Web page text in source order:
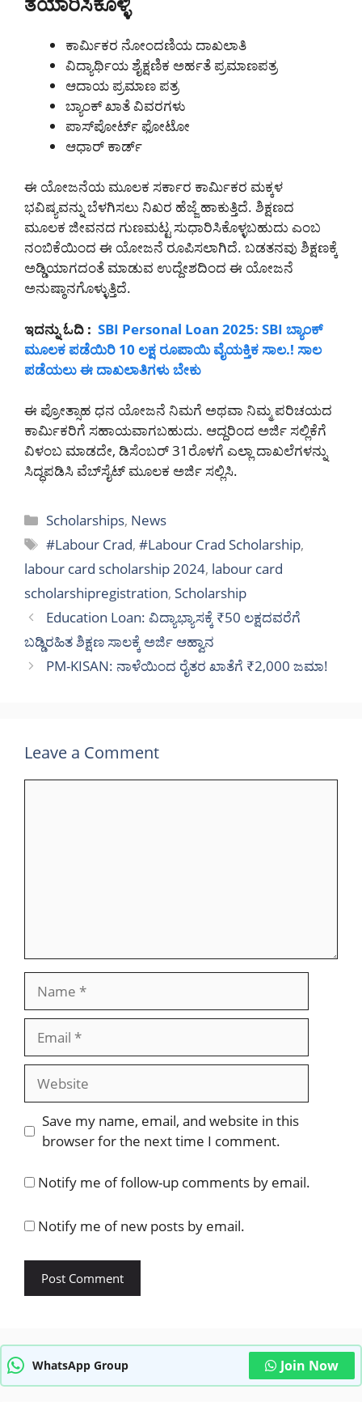
ಕಾರ್ಮಿಕರ ನೋಂದಣಿಯ ದಾಖಲಾತಿ
ವಿದ್ಯಾರ್ಥಿಯ ಶೈಕ್ಷಣಿಕ ಅರ್ಹತೆ ಪ್ರಮಾಣಪತ್ರ
ಆದಾಯ ಪ್ರಮಾಣ ಪತ್ರ
ಬ್ಯಾಂಕ್ ಖಾತೆ ವಿವರಗಳು
ಪಾಸ್‌ಪೋರ್ಟ್ ಫೋಟೋ
ಆಧಾರ್ ಕಾರ್ಡ್
ಈ ಯೋಜನೆಯ ಮೂಲಕ ಸರ್ಕಾರ ಕಾರ್ಮಿಕರ ಮಕ್ಕಳ
ಭವಿಷ್ಯವನ್ನು ಬೆಳಗಿಸಲು ನಿಖರ ಹೆಜ್ಜೆ ಹಾಕುತ್ತಿದೆ. ಶಿಕ್ಷಣದ
ಮೂಲಕ ಜೀವನದ ಗುಣಮಟ್ಟ ಸುಧಾರಿಸಿಕೊಳ್ಳಬಹುದು ಎಂಬ
ನಂಬಿಕೆಯಿಂದ ಈ ಯೋಜನೆ ರೂಪಿಸಲಾಗಿದೆ. ಬಡತನವು ಶಿಕ್ಷಣಕ್ಕೆ
ಅಡ್ಡಿಯಾಗದಂತೆ ಮಾಡುವ ಉದ್ದೇಶದಿಂದ ಈ ಯೋಜನೆ
ಅನುಷ್ಠಾನಗೊಳ್ಳುತ್ತಿದೆ.
ಇದನ್ನು ಓದಿ : SBI Personal Loan 2025: SBI ಬ್ಯಾಂಕ್
ಮೂಲಕ ಪಡೆಯಿರಿ 10 ಲಕ್ಷ ರೂಪಾಯಿ ವೈಯಕ್ತಿಕ ಸಾಲ.! ಸಾಲ
ಪಡೆಯಲು ಈ ದಾಖಲಾತಿಗಳು ಬೇಕು
ಈ ಪ್ರೋತ್ಸಾಹ ಧನ ಯೋಜನೆ ನಿಮಗೆ ಅಥವಾ ನಿಮ್ಮ ಪರಿಚಯದ
ಕಾರ್ಮಿಕರಿಗೆ ಸಹಾಯವಾಗಬಹುದು. ಆದ್ದರಿಂದ ಅರ್ಜಿ ಸಲ್ಲಿಕೆಗೆ
ವಿಳಂಬ ಮಾಡದೇ, ಡಿಸೆಂಬರ್ 31ರೊಳಗೆ ಎಲ್ಲಾ ದಾಖಲೆಗಳನ್ನು
ಸಿದ್ಧಪಡಿಸಿ ವೆಬ್‌ಸೈಟ್ ಮೂಲಕ ಅರ್ಜಿ ಸಲ್ಲಿಸಿ.
Categories
Scholarships, News
Tags
#Labour Crad,#Labour Crad Scholarship,
labour card scholarship 2024, labour card
scholarshipregistration, Scholarship
Education Loan: ವಿದ್ಯಾಭ್ಯಾಸಕ್ಕೆ ₹50 ಲಕ್ಷದವರೆಗೆ
ಬಡ್ಡಿರಹಿತ ಶಿಕ್ಷಣ ಸಾಲಕ್ಕೆ ಅರ್ಜಿ ಆಹ್ವಾನ
PM-KISAN: ನಾಳೆಯಿಂದ ರೈತರ ಖಾತೆಗೆ ₹2,000 ಜಮಾ!
Leave a Comment
Website
Save my name, email, and website in this
browser for the next time I comment.
Notify me of follow-up comments by email.
Notify me of new posts by email.
WhatsApp Group Join Now